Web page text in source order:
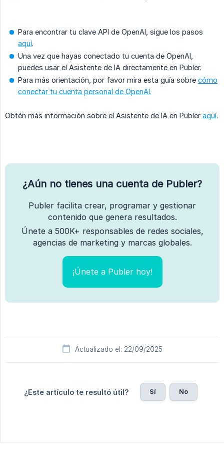
Para encontrar tu clave API de OpenAI, sigue los pasos
aquí.
Una vez que hayas conectado tu cuenta de OpenAI,
puedes usar el Asistente de IA directamente en Publer.
Para más orientación, por favor mira esta guía sobre cómo
conectar tu cuenta personal de OpenAI.
Obtén más información sobre el Asistente de IA en Publer aquí.
¿Aún no tienes una cuenta de Publer?
Publer facilita crear, programar y gestionar
contenido que genera resultados.
Únete a 500K+ responsables de redes sociales,
agencias de marketing y marcas globales.
¡Únete a Publer hoy!
Actualizado el: 22/09/2025
¿Este artículo te resultó útil? Sí No